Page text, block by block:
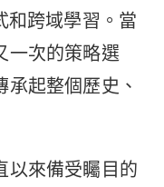
和跨域學習。當
一次的策略選
起整個歷史、
以來備受矚目的